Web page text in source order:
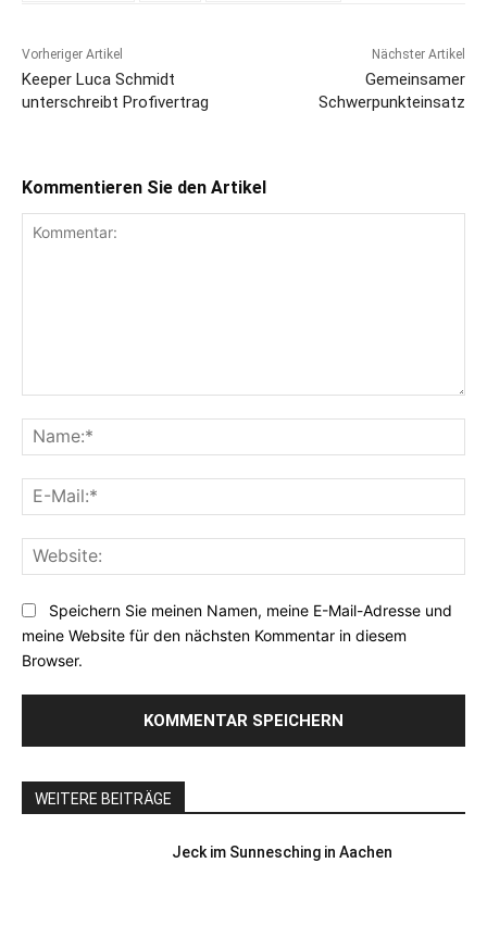
Vorheriger Artikel
Keeper Luca Schmidt
unterschreibt Profivertrag
Nächster Artikel
Gemeinsamer
Schwerpunkteinsatz
Kommentieren Sie den Artikel
Speichern Sie meinen Namen, meine E-Mail-Adresse und
meine Website für den nächsten Kommentar in diesem
Browser.
WEITERE BEITRÄGE
Jeck im Sunnesching in Aachen